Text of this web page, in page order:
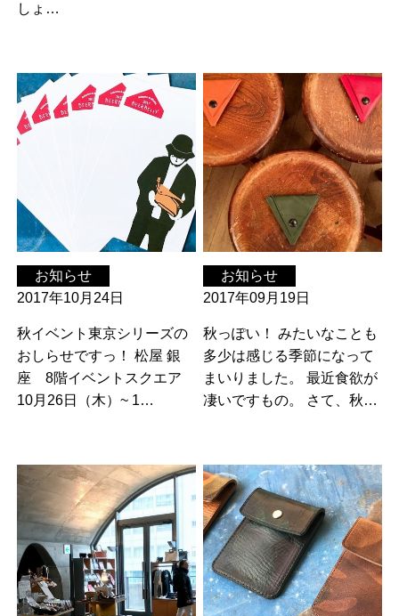
しょ…
お知らせ
2017年10月24日
秋イベント東京シリーズの
おしらせですっ！ 松屋 銀
座 8階イベントスクエア
10月26日（木）~ 1…
お知らせ
2017年09月19日
秋っぽい！ みたいなことも
多少は感じる季節になって
まいりました。 最近食欲が
凄いですもの。 さて、秋…